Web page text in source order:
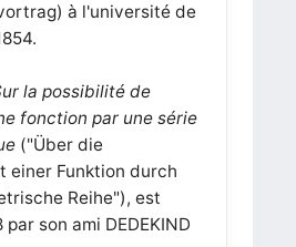
à l'université de
la possibilité de
fonction par une série
("Über die
einer Funktion durch
Reihe"), est
son ami DEDEKIND